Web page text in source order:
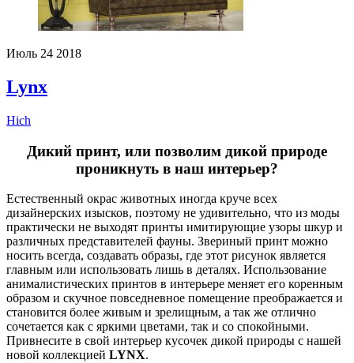
Июль 24 2018
Lynx
Hich
Дикий принт, или позволим дикой природе
проникнуть в наш интерьер?
Естественный окрас животных иногда круче всех
дизайнерских изысков, поэтому не удивительно, что из моды
практически не выходят принты имитирующие узоры шкур и
различных представителей фауны. Звериный принт можно
носить всегда, создавать образы, где этот рисунок является
главным или использовать лишь в деталях. Использование
анималистических принтов в интерьере меняет его коренным
образом и скучное повседневное помещение преображается и
становится более живым и зрелищным, а так же отлично
сочетается как с яркими цветами, так и со спокойными.
Привнесите в свой интерьер кусочек дикой природы с нашей
новой коллекцией LYNX.